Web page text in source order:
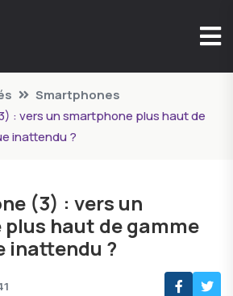
Smartphones
: vers un smartphone plus haut de
inattendu ?
(3) : vers un
haut de gamme
inattendu ?